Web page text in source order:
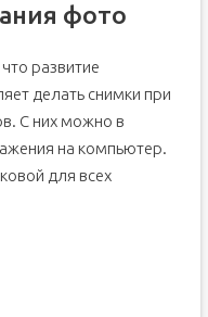
фото
развитие
делать снимки при
С них можно в
на компьютер.
для всех